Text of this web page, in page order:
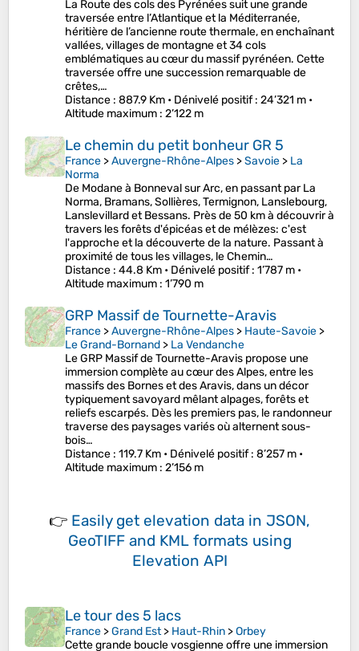
La Route des cols des Pyrénées suit une grande
traversée entre l’Atlantique et la Méditerranée,
héritière de l’ancienne route thermale, en enchaînant
vallées, villages de montagne et 34 cols
emblématiques au cœur du massif pyrénéen. Cette
traversée offre une succession remarquable de
crêtes,…
Distance : 887.9 Km • Dénivelé positif: 24’321 m •
Altitude maximum : 2’122 m
Le chemin du petit bonheur GR 5
France >Auvergne-Rhône-Alpes >Savoie > La
Norma
De Modane à Bonneval sur Arc, en passant par La
Norma, Bramans, Sollières, Termignon, Lanslebourg,
Lanslevillard et Bessans. Près de 50 km à découvrir à
travers les forêts d'épicéas et de mélèzes: c'est
l'approche et la découverte de la nature. Passant à
proximité de tous les villages, le Chemin…
Distance : 44.8 Km • Dénivelé positif: 1’787 m •
Altitude maximum : 1’790 m
GRP Massif de Tournette-Aravis
France >Auvergne-Rhône-Alpes > Haute-Savoie >
Le Grand-Bornand > La Vendanche
Le GRP Massif de Tournette-Aravis propose une
immersion complète au cœur des Alpes, entre les
massifs des Bornes et des Aravis, dans un décor
typiquement savoyard mêlant alpages, forêts et
reliefs escarpés. Dès les premiers pas, le randonneur
traverse des paysages variés où alternent sous-
bois…
Distance : 119.7 Km • Dénivelé positif: 8’257 m •
Altitude maximum : 2’156 m
👉 Easily get elevation data in JSON,
GeoTIFF and KML formats using
Elevation API
Le tour des 5 lacs
France >Grand Est> Haut-Rhin >Orbey
Cette grande boucle vosgienne offre une immersion